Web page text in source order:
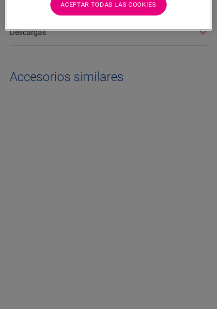
Dimensiones
Descargas
Accesorios similares
ACEPTAR TODAS LAS COOKIES